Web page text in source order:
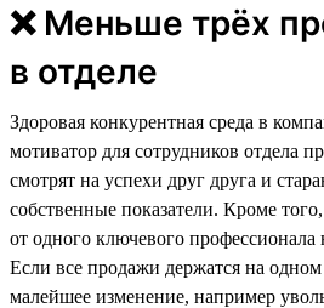
❌ Меньше трёх
в отделе
⁠⁠⁠Здоровая конкурентная среда в
мотиватор для сотрудников отдела
смотрят на успехи друг друга и
собственные показатели. Кроме
от одного ключевого профессионала
Если все продажи держатся на
малейшее изменение, например